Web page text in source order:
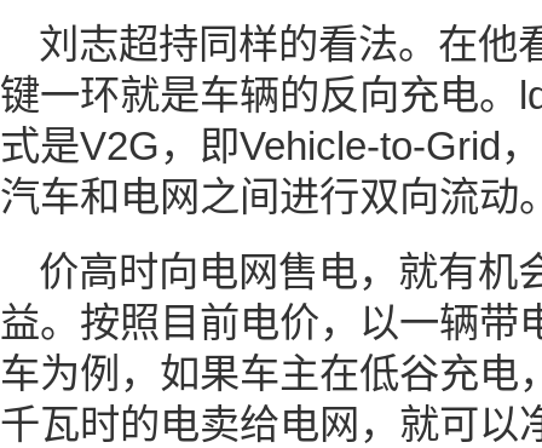
刘志超持同样的看法。在他
键一环就是车辆的反向充电。
式是V2G，即Vehicle-to-Grid
汽车和电网之间进行双向流动
价高时向电网售电，就有机
益。按照目前电价，以一辆带
车为例，如果车主在低谷充电
千瓦时的电卖给电网，就可以